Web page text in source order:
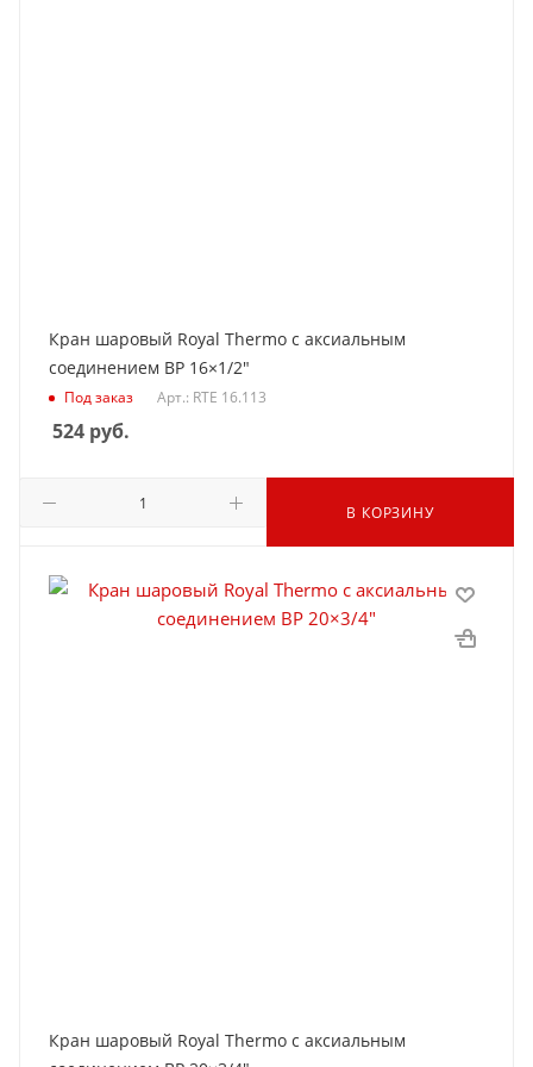
Кран шаровый Royal Thermo с аксиальным
соединением ВР 16×1/2"
Под заказ Арт.: RTE 16.113
524 руб.
В КОРЗИНУ
Кран шаровый Royal Thermo с аксиальным